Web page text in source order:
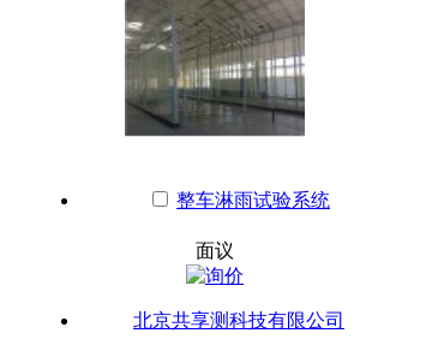
整车淋雨试验系统
面议
北京共享测科技有限公司